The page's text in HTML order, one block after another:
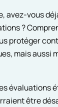
avez-vous
?
protéger
mais aussi
évaluations
être